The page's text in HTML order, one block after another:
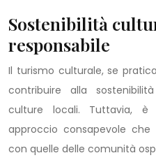
Sostenibilità
responsabile
Il turismo culturale, se
contribuire alla
culture locali. Tuttavia, è
approccio consapevole
con quelle delle comunità